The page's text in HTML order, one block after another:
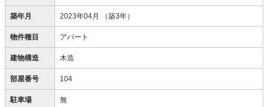
築年月 2023年04月 （築3年）
物件種目 アパート
建物構造 木造
部屋番号 104
駐車場 無